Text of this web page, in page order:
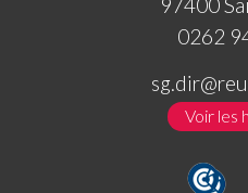
97400
0262
Voir les